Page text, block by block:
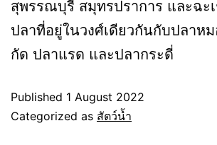
สุพรรณบุรี สมุทรปราการ และฉะเ
ปลาที่อยู่ในวงศ์เดียวกันกับปลาห
กัด ปลาแรด และปลากระดี่
Published 1 August 2022
Categorized as สัตว์น้ำ